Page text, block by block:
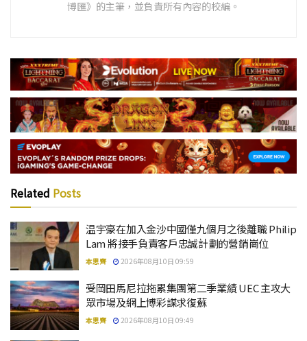
博匯》的主筆，並負責所有內容的校編。
Related Posts
温宇豪在加入金沙中國僅九個月之後離職 Philip
Lam 將接手負責客戶忠誠計劃的營銷崗位
本思齊 2026年08月10日 09:59
受岡田馬尼拉拖累集團第二季業績 UEC 主攻大
眾市場及網上博彩謀求復蘇
本思齊 2026年08月10日 09:49